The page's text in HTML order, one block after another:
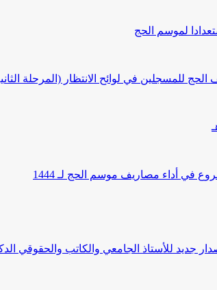
لموسم الحج
للمسجلين في لوائح الانتظار (المرحلة
في أداء مصاريف موسم الحج لـ 1444
جديد للأستاذ الجامعي والكاتب والحقوقي